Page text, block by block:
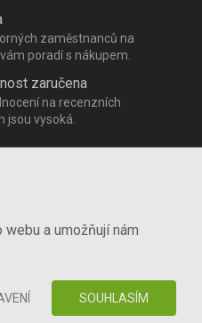
a umožňují nám
SOUHLASÍM
zaměstnanců na
poradí s nákupem.
zaručena
na recenzních
jsou vysoká.